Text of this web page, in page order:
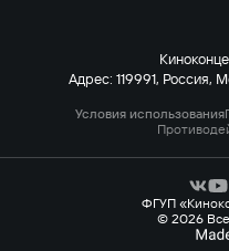
Адрес: 119991, Россия,
Условия использования
ФГУП
© 2026